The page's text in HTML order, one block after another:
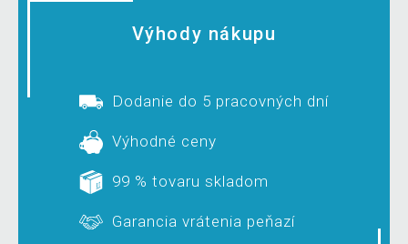
Výhody nákupu
Dodanie do 5 pracovných dní
Výhodné ceny
99 % tovaru skladom
Garancia vrátenia peňazí